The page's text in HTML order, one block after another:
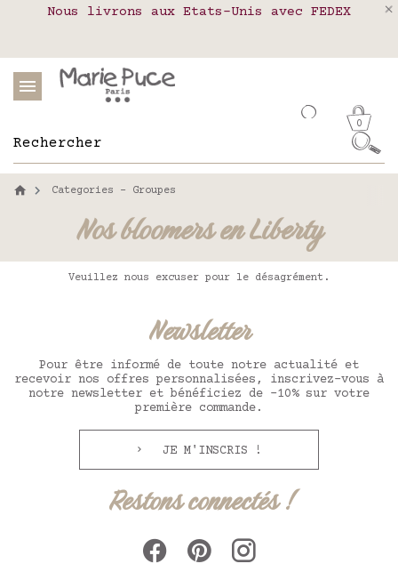
Notre site part en vacances !
Nous livrons aux Etats-Unis avec FEDEX
Livraison en relais colis en France,
0
Categories - Groupes
Nos bloomers en Liberty
Veuillez nous excuser pour le désagrément.
Newsletter
Pour être informé de toute notre actualité et
recevoir nos offres personnalisées, inscrivez-vous à
notre newsletter et bénéficiez de -10% sur votre
première commande.
JE M'INSCRIS !
Restons connectés !